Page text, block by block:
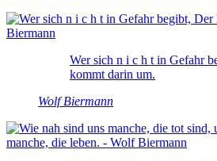
Wer sich n i c h t in Gefahr
kommt darin um.
Wolf Biermann